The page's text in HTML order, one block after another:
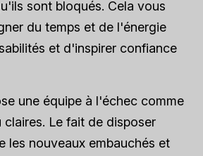
sont bloqués. Cela vous
du temps et de l'énergie
et d'inspirer confiance
une équipe à l'échec comme
claires. Le fait de disposer
les nouveaux embauchés et